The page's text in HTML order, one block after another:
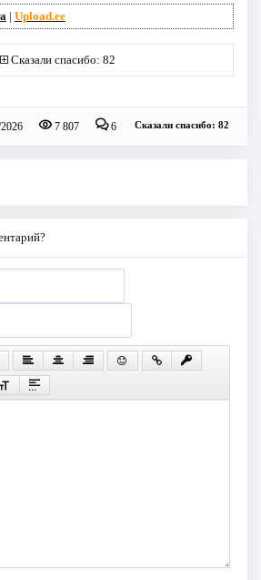
| Upload.ee
Сказали спасибо: 82
7 807 6 Сказали спасибо: 82